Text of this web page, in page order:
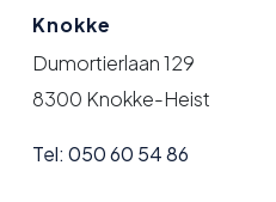
Knokke
Dumortierlaan 129
8300 Knokke-Heist
Tel: 050 60 54 86